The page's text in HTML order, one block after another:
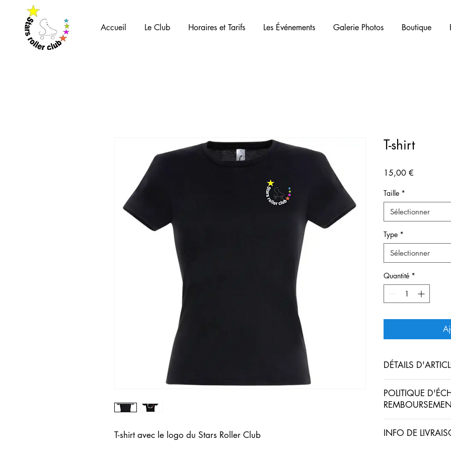
Accueil Le Club Horaires et Tarifs Les Événements Galerie Photos Boutique
T-shirt avec le logo du Stars Roller Club
T-shirt
15,00 €
Taille *
Sélectionner
Type *
Sélectionner
Quantité *
DÉTAILS
180 grammes
100 % Polyester
POLITIQUE
visiteurs des
INFO DE